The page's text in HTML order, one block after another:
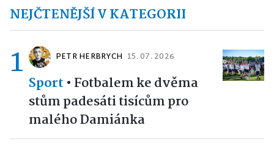
NEJČTENĚJŠÍ V KATEGORII
1 PETR HERBRYCH 15. 07. 2026
Sport • Fotbalem ke dvěma
stům padesáti tisícům pro
malého Damiánka